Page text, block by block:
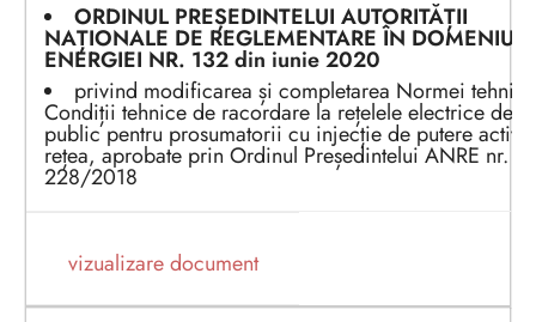
ORDINUL PREȘEDINTELUI AUTORITĂȚII
NAȚIONALE DE REGLEMENTARE ÎN DOMENIUL
ENERGIEI NR. 132din iunie2020
privind modificarea și completarea Normei tehnice
Condiții tehnice de racordare la rețelele electrice de
public pentru prosumatorii cu injecție de putere
rețea, aprobate prin Ordinul Președintelui ANRE nr.
228/2018
vizualizare document